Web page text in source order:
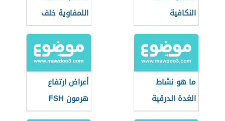
النكافية
اللمفاوية خلف
الأذن
ما هو نشاط
الغدة الدرقية
أعراض ارتفاع
هرمون FSH